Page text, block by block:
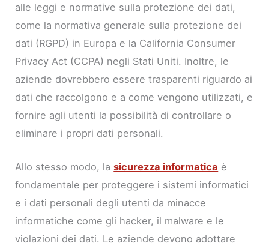
alle leggi e normative sulla protezione dei dati,
come la normativa generale sulla protezione dei
dati (RGPD) in Europa e la California Consumer
Privacy Act (CCPA) negli Stati Uniti. Inoltre, le
aziende dovrebbero essere trasparenti riguardo ai
dati che raccolgono e a come vengono utilizzati, e
fornire agli utenti la possibilità di controllare o
eliminare i propri dati personali.
Allo stesso modo, lasicurezza informatica è
fondamentale per proteggere i sistemi informatici
e i dati personali degli utenti da minacce
informatiche come gli hacker, il malware e le
violazioni dei dati. Le aziende devono adottare